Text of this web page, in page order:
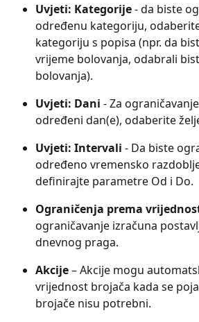
Uvjeti: Kategorije - da biste
određenu kategoriju,
kategoriju s popisa (npr. da
vrijeme bolovanja, odabrali
bolovanja).
Uvjeti: Dani - Za
određeni dan(e), odaberite
Uvjeti: Intervali - Da biste
određeno vremensko
definirajte parametre Od i Do.
Ograničenja prema
ograničavanje izračuna
dnevnog praga.
Akcije – Akcije mogu
vrijednost brojača kada se
brojače nisu potrebni.